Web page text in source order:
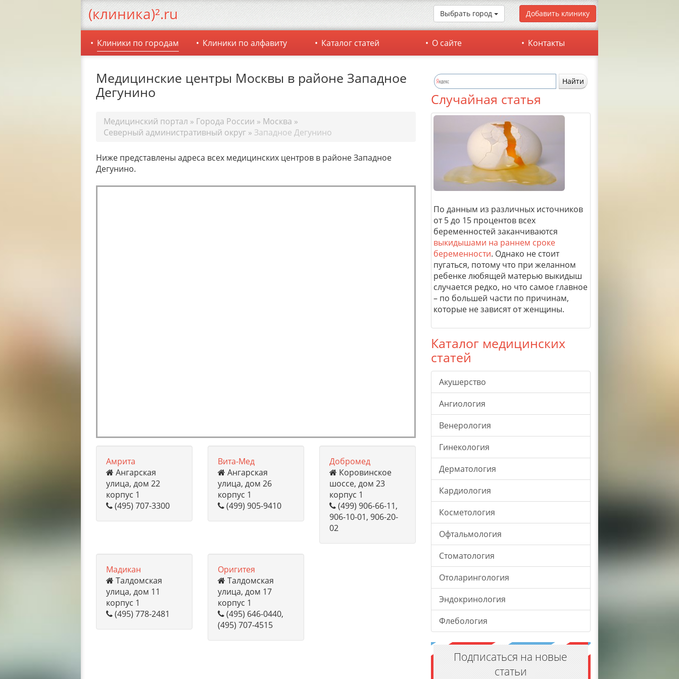
Медицинские центры Москвы в районе Западное
Дегунино
Медицинский портал » Города России » Москва »
Северный административный округ » Западное Дегунино
Ниже представлены адреса всех медицинских центров в районе Западное
Дегунино.
Амрита
Ангарская
улица, дом 22
корпус 1
(495) 707-3300
Вита-Мед
Ангарская
улица, дом 26
корпус 1
(499) 905-9410
Добромед
Коровинское
шоссе, дом 23
корпус 1
(499) 906-66-11,
906-10-01, 906-20-
02
Мадикан
Талдомская
улица, дом 11
корпус 1
(495) 778-2481
Оригитея
Талдомская
улица, дом 17
корпус 1
(495) 646-0440,
(495) 707-4515
Случайная статья
По данным из различных источников
от 5 до 15 процентов всех
беременностей заканчиваются
выкидышами на раннем сроке
беременности. Однако не стоит
пугаться, потому что при желанном
ребенке любящей матерью выкидыш
случается редко, но что самое главное
– по большей части по причинам,
которые не зависят от женщины.
Каталог медицинских
статей
Акушерство
Ангиология
Венерология
Гинекология
Дерматология
Кардиология
Косметология
Офтальмология
Стоматология
Отоларингология
Эндокринология
Флебология
Подписаться на новые
статьи
(клиника)².ru Выбрать город Добавить клинику
Клиники по городам Клиники по алфавиту Каталог статей О сайте Контакты